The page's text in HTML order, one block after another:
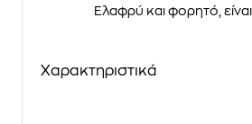
Ελαφρύ και φορητό,
Χαρακτηριστικά